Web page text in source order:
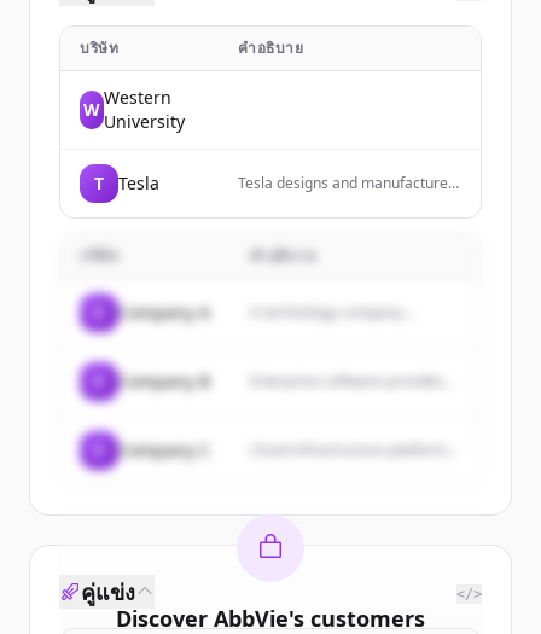
บริษัท คำอธิบาย
W
Western
University
T Tesla
Tesla designs and manufactures
systems, and solar energy
คำอธิบาย
Company A A technology company...
Company B
Company C
Discover AbbVie's customers
คู่แข่ง </>